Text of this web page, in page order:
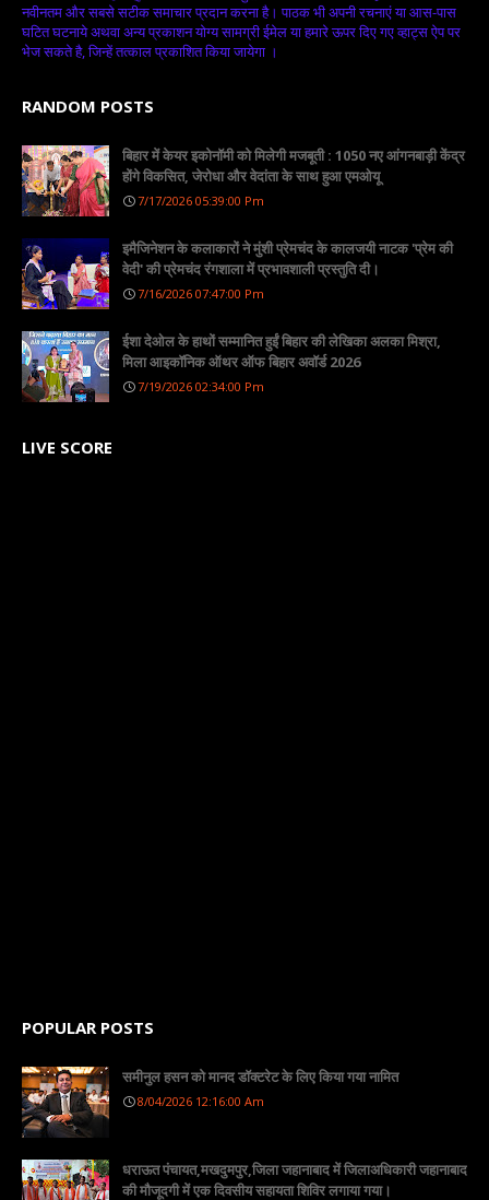
नवीनतम और सबसे सटीक समाचार प्रदान करना है। पाठक भी अपनी रचनाएं या आस-पास
घटित घटनाये अथवा अन्य प्रकाशन योग्य सामग्री ईमेल या हमारे ऊपर दिए गए व्हाट्स ऐप पर
भेज सकते है, जिन्हें तत्काल प्रकाशित किया जायेगा ।
RANDOM POSTS
बिहार में केयर इकोनॉमी को मिलेगी मजबूती : 1050 नए आंगनबाड़ी केंद्र
होंगे विकसित, जेरोधा और वेदांता के साथ हुआ एमओयू
7/17/2026 05:39:00 Pm
इमैजिनेशन के कलाकारों ने मुंशी प्रेमचंद के कालजयी नाटक 'प्रेम की
वेदी' की प्रेमचंद रंगशाला में प्रभावशाली प्रस्तुति दी।
7/16/2026 07:47:00 Pm
ईशा देओल के हाथों सम्मानित हुईं बिहार की लेखिका अलका मिश्रा,
मिला आइकॉनिक ऑथर ऑफ बिहार अवॉर्ड 2026
7/19/2026 02:34:00 Pm
LIVE SCORE
POPULAR POSTS
समीनुल हसन को मानद डॉक्टरेट के लिए किया गया नामित
8/04/2026 12:16:00 Am
धराऊत पंचायत,मखदुमपुर,जिला जहानाबाद में जिलाअधिकारी जहानाबाद
की मौजूदगी में एक दिवसीय सहायता शिविर लगाया गया।